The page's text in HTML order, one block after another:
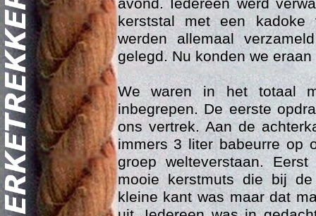
avond. Iedereen werd
kerststal met een
werden allemaal
gelegd. Nu konden we
We waren in het totaal
inbegrepen. De eerste
ons vertrek. Aan de
immers 3 liter babeurre op
groep welteverstaan.
mooie kerstmuts die bij
kleine kant was maar dat